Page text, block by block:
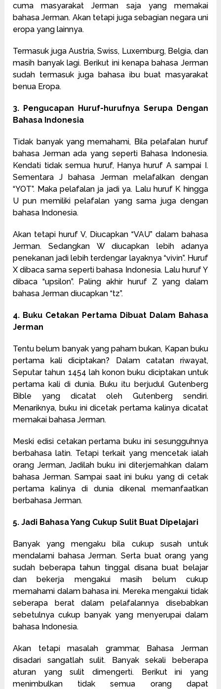
cuma masyarakat Jerman saja yang memakai
bahasa Jerman. Akan tetapi juga sebagian negara uni
eropa yang lainnya.
Termasuk juga Austria, Swiss, Luxemburg, Belgia, dan
masih banyak lagi. Berikut ini kenapa bahasa Jerman
sudah termasuk juga bahasa ibu buat masyarakat
benua Eropa.
3. Pengucapan Huruf-hurufnya Serupa Dengan
Bahasa Indonesia
Tidak banyak yang memahami, Bila pelafalan huruf
bahasa Jerman ada yang seperti Bahasa Indonesia.
Kendati tidak semua huruf, Hanya huruf A sampai I.
Sementara J bahasa Jerman melafalkan dengan
“YOT”. Maka pelafalan ja jadi ya. Lalu huruf K hingga
U pun memiliki pelafalan yang sama juga dengan
bahasa Indonesia.
Akan tetapi huruf V, Diucapkan “VAU” dalam bahasa
Jerman. Sedangkan W diucapkan lebih adanya
penekanan jadi lebih terdengar layaknya “vivin”. Huruf
X dibaca sama seperti bahasa Indonesia. Lalu huruf Y
dibaca “upsilon”. Paling akhir huruf Z yang dalam
bahasa Jerman diucapkan “tz”.
4. Buku Cetakan Pertama Dibuat Dalam Bahasa
Jerman
Tentu belum banyak yang paham bukan, Kapan buku
pertama kali diciptakan? Dalam catatan riwayat,
Seputar tahun 1454 lah konon buku diciptakan untuk
pertama kali di dunia. Buku itu berjudul Gutenberg
Bible yang dicatat oleh Gutenberg sendiri.
Menariknya, buku ini dicetak pertama kalinya dicatat
memakai bahasa Jerman.
Meski edisi cetakan pertama buku ini sesungguhnya
berbahasa latin. Tetapi terkait yang mencetak ialah
orang Jerman, Jadilah buku ini diterjemahkan dalam
bahasa Jerman. Sampai saat ini buku yang di cetak
pertama kalinya di dunia dikenal memanfaatkan
berbahasa Jerman.
5. Jadi Bahasa Yang Cukup Sulit Buat Dipelajari
Banyak yang mengaku bila cukup susah untuk
mendalami bahasa Jerman. Serta buat orang yang
sudah beberapa tahun tinggal disana buat belajar
dan bekerja mengakui masih belum cukup
memahami dalam bahasa ini. Mereka mengakui tidak
seberapa berat dalam pelafalannya disebabkan
sebetulnya cukup banyak yang menyerupai dalam
bahasa Indonesia.
Akan tetapi masalah grammar, Bahasa Jerman
disadari sangatlah sulit. Banyak sekali beberapa
aturan yang sulit dimengerti. Berikut ini yang
menimbulkan tidak semua orang dapat